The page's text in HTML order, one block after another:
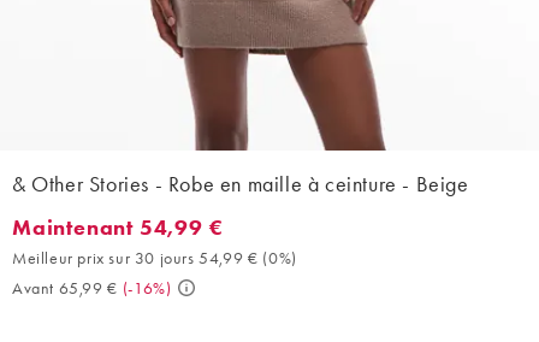
& Other Stories - Robe en maille à ceinture - Beige
Maintenant 54,99 €. Meilleur prix sur 30 jours 54,99 € (0%).
Maintenant 54,99 €
Meilleur prix sur 30 jours 54,99 € (0%)
Avant 65,99 € (-16%)